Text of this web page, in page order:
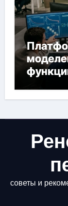
советы и